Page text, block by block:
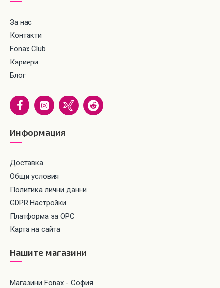
За нас
Контакти
Fonax Club
Кариери
Блог
Информация
Доставка
Общи условия
Политика лични данни
GDPR Настройки
Платформа за ОРС
Карта на сайта
Нашите магазини
Магазини Fonax - София